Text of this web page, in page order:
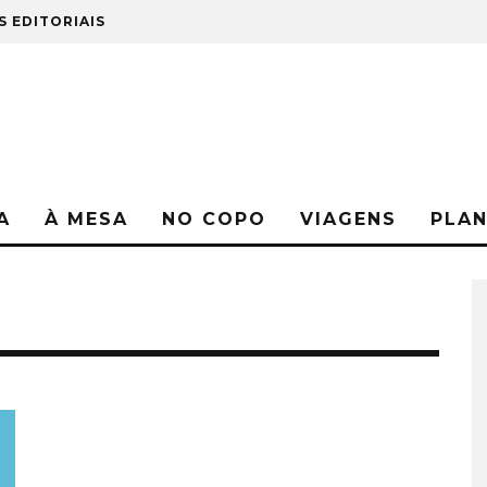
EDITORIAIS
À MESA NO COPO VIAGENS